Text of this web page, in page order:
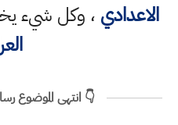
الاعدادي ، وكل شيء
👇 انتهى الموضوع